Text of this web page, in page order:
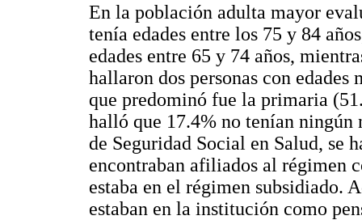
En la población adulta mayor
tenía edades entre los 75 y 84
edades entre 65 y 74 años,
hallaron dos personas con
que predominó fue la primaria
halló que 17.4% no tenían
de Seguridad Social en Salud, se
encontraban afiliados al régimen
estaba en el régimen subsidiado.
estaban en la institución como